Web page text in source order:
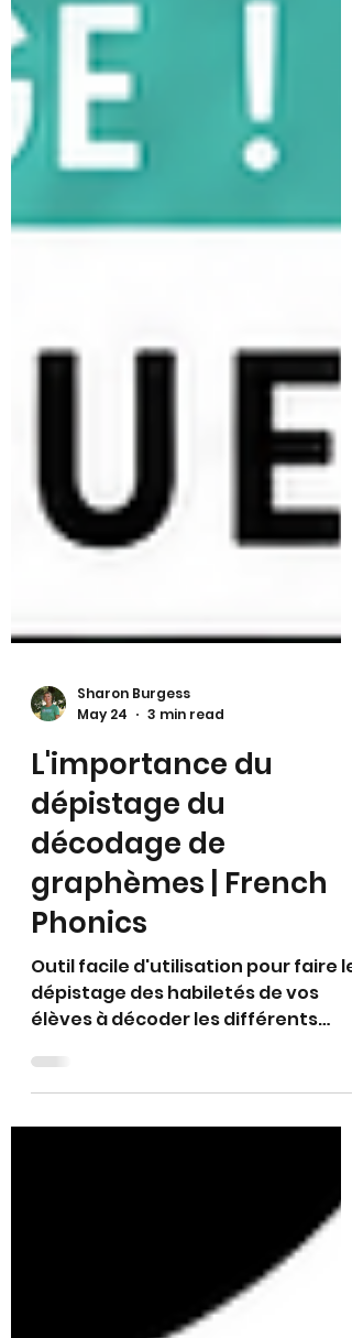
Sharon Burgess
May 24
3 min read
L'importance du
dépistage du
décodage de
graphèmes | French
Phonics
Outil facile d'utilisation pour faire le
graphèmes du français.